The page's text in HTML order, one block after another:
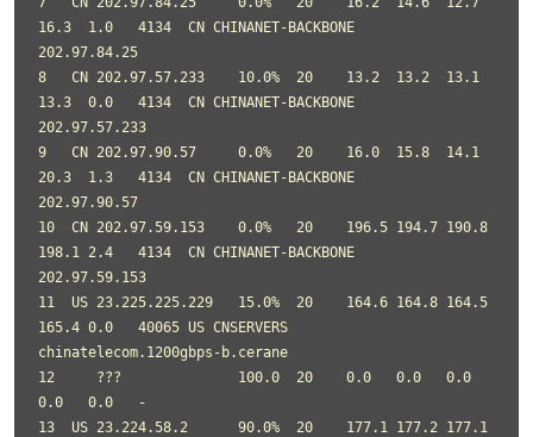
16.3  1.0   4134  CN CHINANET-BACKBONE
202.97.84.25
8   CN 202.97.57.233    10.0%  20    13.2  13.2  13.1
13.3  0.0   4134  CN CHINANET-BACKBONE
202.97.57.233
9   CN 202.97.90.57     0.0%   20    16.0  15.8  14.1
20.3  1.3   4134  CN CHINANET-BACKBONE
202.97.90.57
10  CN 202.97.59.153    0.0%   20    196.5 194.7 190.8
198.1 2.4   4134  CN CHINANET-BACKBONE
202.97.59.153
11  US 23.225.225.229   15.0%  20    164.6 164.8 164.5
165.4 0.0   40065 US CNSERVERS
chinatelecom.1200gbps-b.cerane
12     ???              100.0  20    0.0   0.0   0.0
0.0   0.0   -
13  US 23.224.58.2      90.0%  20    177.1 177.2 177.1